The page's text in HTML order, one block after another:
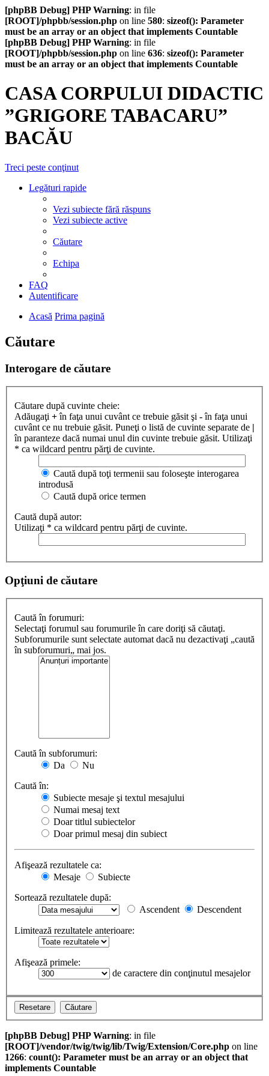
[phpBB Debug] PHP Warning: in file
[ROOT]/phpbb/session.php on line 580: sizeof(): Parameter
must be an array or an object that implements Countable
[phpBB Debug] PHP Warning: in file
[ROOT]/phpbb/session.php on line 636: sizeof(): Parameter
must be an array or an object that implements Countable
CASA CORPULUI DIDACTIC
”GRIGORE TABACARU”
BACĂU
Treci peste conţinut
Legături rapide
Vezi subiecte fără răspuns
Vezi subiecte active
Căutare
Echipa
FAQ
Autentificare
Acasă Prima pagină
Căutare
Interogare de căutare
Căutare după cuvinte cheie:
Adăugaţi +în faţa unui cuvânt ce trebuie găsit şi -în faţa unui
cuvânt ce nu trebuie găsit. Puneţi o listă de cuvinte separate de |
în paranteze dacă numai unul din cuvinte trebuie găsit. Utilizaţi
* ca wildcard pentru părţi de cuvinte.
Caută după toţi termenii sau foloseşte interogarea
introdusă
Caută după orice termen
Caută după autor:
Utilizaţi * ca wildcard pentru părţi de cuvinte.
Opţiuni de căutare
Caută în forumuri:
Selectaţi forumul sau forumurile în care doriţi să căutaţi.
Subforumurile sunt selectate automat dacă nu dezactivaţi „caută
în subforumuri„ mai jos.
Caută în subforumuri:
Da
Nu
Caută în:
Subiecte mesaje şi textul mesajului
Numai mesaj text
Doar titlul subiectelor
Doar primul mesaj din subiect
Afişează rezultatele ca:
Mesaje
Subiecte
Sortează rezultatele după:
Ascendent
Descendent
Limitează rezultatele anterioare:
Afişează primele:
de caractere din conţinutul mesajelor
[phpBB Debug] PHP Warning: in file
[ROOT]/vendor/twig/twig/lib/Twig/Extension/Core.php on line
1266: count(): Parameter must be an array or an object that
implements Countable